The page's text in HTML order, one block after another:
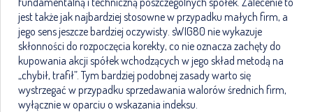
jest także jak najbardziej stosowne w przypadku małych firm, a
jego sens jeszcze bardziej oczywisty. sWIG80 nie wykazuje
skłonności do rozpoczęcia korekty, co nie oznacza zachęty do
kupowania akcji spółek wchodzących w jego skład metodą na
„chybił, trafił”. Tym bardziej podobnej zasady warto się
wystrzegać w przypadku sprzedawania walorów średnich firm,
wyłącznie w oparciu o wskazania indeksu.